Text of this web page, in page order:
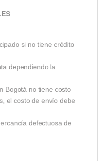
si no tiene crédito
dependiendo la
Bogotá no tiene costo
el costo de envío debe
defectuosa de